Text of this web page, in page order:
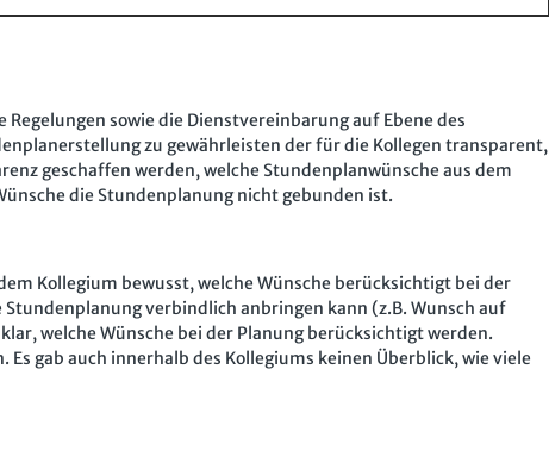
sowie die Dienstvereinbarung auf Ebene des
zu gewährleisten der für die Kollegen transparent,
geschaffen werden, welche Stundenplanwünsche aus dem
die Stundenplanung nicht gebunden ist.
Kollegium bewusst, welche Wünsche berücksichtigt bei der
verbindlich anbringen kann (z.B. Wunsch auf
welche Wünsche bei der Planung berücksichtigt werden.
gab auch innerhalb des Kollegiums keinen Überblick, wie viele